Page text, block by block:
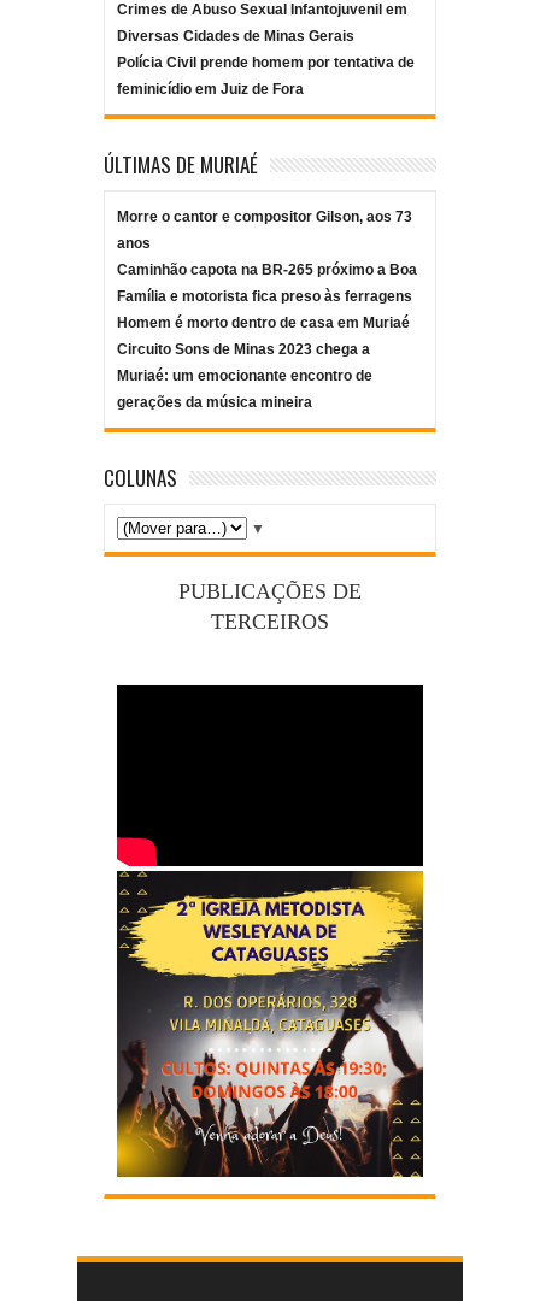
Crimes de Abuso Sexual Infantojuvenil em
Diversas Cidades de Minas Gerais
Polícia Civil prende homem por tentativa de
feminicídio em Juiz de Fora
ÚLTIMAS DE MURIAÉ
Morre o cantor e compositor Gilson, aos 73
anos
Caminhão capota na BR-265 próximo a Boa
Família e motorista fica preso às ferragens
Homem é morto dentro de casa em Muriaé
Circuito Sons de Minas 2023 chega a
Muriaé: um emocionante encontro de
gerações da música mineira
COLUNAS
▼
PUBLICAÇÕES DE
TERCEIROS